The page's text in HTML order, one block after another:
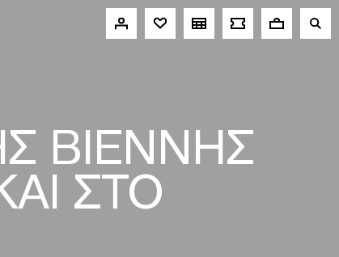
ΒΙΕΝΝΗΣ
ΣΤΟ